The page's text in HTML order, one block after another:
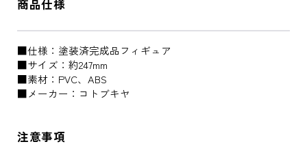
商品仕様
■仕様：塗装済完成品フィギュア
■サイズ：約247mm
■素材：PVC、ABS
■メーカー：コトブキヤ
注意事項